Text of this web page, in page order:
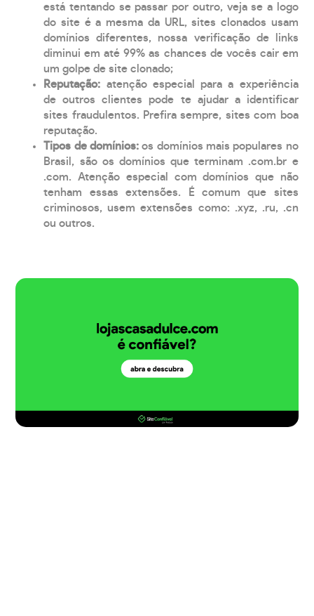
está tentando se passar por outro, veja se a logo
do site é a mesma da URL, sites clonados usam
domínios diferentes, nossa verificação de links
diminui em até 99% as chances de vocês cair em
um golpe de site clonado;
Reputação: atenção especial para a experiência
de outros clientes pode te ajudar a identificar
sites fraudulentos. Prefira sempre, sites com boa
reputação.
Tipos de domínios:os domínios mais populares no
Brasil, são os domínios que terminam .com.br e
.com. Atenção especial com domínios que não
tenham essas extensões. É comum que sites
criminosos, usem extensões como: .xyz, .ru, .cn
ou outros.